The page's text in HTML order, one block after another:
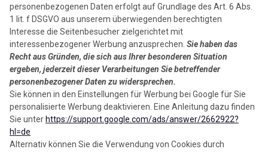
personenbezogenen Daten erfolgt auf Grundlage des Art. 6 Abs.
1 lit. f DSGVO aus unserem überwiegenden berechtigten
Interesse die Seitenbesucher zielgerichtet mit
interessenbezogener Werbung anzusprechen. Sie haben das
Recht aus Gründen, die sich aus Ihrer besonderen Situation
ergeben, jederzeit dieser Verarbeitungen Sie betreffender
personenbezogener Daten zu widersprechen.
Sie können in den Einstellungen für Werbung bei Google für Sie
personalisierte Werbung deaktivieren. Eine Anleitung dazu finden
Sie unter https://support.google.com/ads/answer/2662922?
hl=de
Alternativ können Sie die Verwendung von Cookies durch